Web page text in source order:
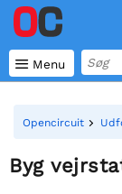
 Menu
Opencircuit
Byg